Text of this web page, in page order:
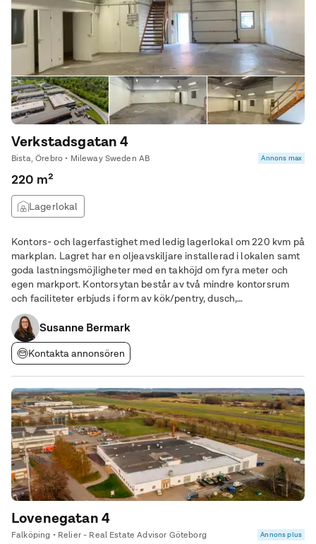
Verkstadsgatan 4
Bista, Örebro • Mileway Sweden AB Annons max
220 m²
Lagerlokal
Kontors- och lagerfastighet med ledig lagerlokal om 220 kvm på
markplan. Lagret har en oljeavskiljare installerad i lokalen samt
goda lastningsmöjligheter med en takhöjd om fyra meter och
egen markport. Kontorsytan består av två mindre kontorsrum
och faciliteter erbjuds i form av kök/pentry, dusch,
omklädningsrum och WC. Asfalterade ytor med parkering samt
sköna grönområden finns i anslutning
Susanne Bermark
Kontakta annonsören
Lovenegatan 4
Falköping • Relier - Real Estate Advisor Göteborg Annons plus